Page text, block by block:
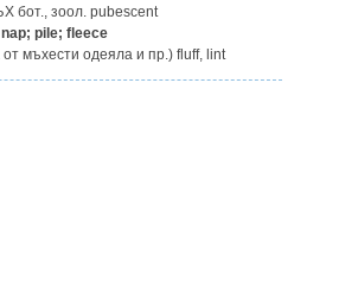
бот., зоол. pubescent
nap; pile; fleece
от мъхести одеяла и пр.) fluff, lint